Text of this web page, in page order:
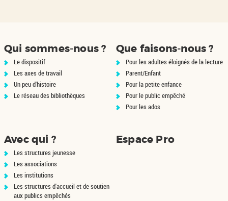
Qui sommes-nous ?
Le dispositif
Les axes de travail
Un peu d'histoire
Le réseau des bibliothèques
Que faisons-nous ?
Pour les adultes éloignés de la lecture
Parent/Enfant
Pour la petite enfance
Pour le public empêché
Pour les ados
Avec qui ?
Les structures jeunesse
Les associations
Les institutions
Les structures d'accueil et de soutien
aux publics empêchés
Espace Pro